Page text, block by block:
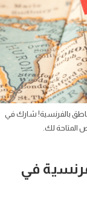
بالفرنسية! شارك في
في